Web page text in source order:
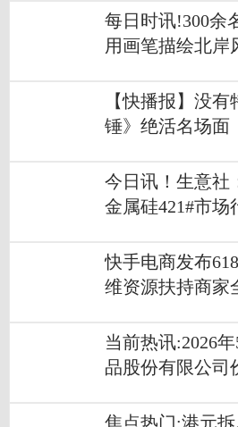
每日时讯!300余
用画笔描绘北岸
【快播报】没
锤》绝活名场面
今日讯！生意社
金属硅421#市场
快手电商发布
维资源扶持商家
当前热讯:2026
品股份有限公司